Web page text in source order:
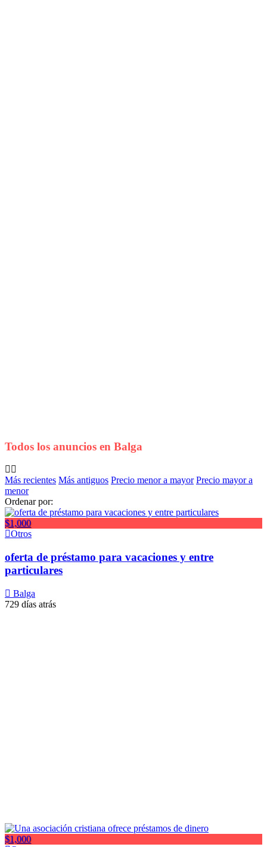
Todos los anuncios en Balga
Más recientes Más antiguos Precio menor a mayor Precio mayor a
menor
Ordenar por:
$1,000
Otros
oferta de préstamo para vacaciones y entre
particulares
Balga
729 días atrás
$1,000